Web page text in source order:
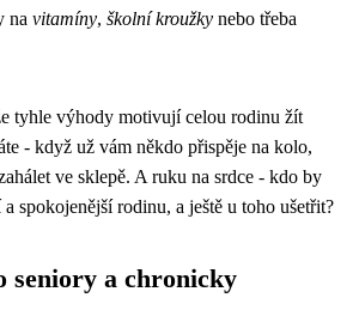
na vitamíny, školní kroužky nebo třeba
tyhle výhody motivují celou rodinu žít
- když už vám někdo přispěje na kolo,
ve sklepě. A ruku na srdce - kdo by
spokojenější rodinu, a ještě u toho ušetřit?
seniory a chronicky